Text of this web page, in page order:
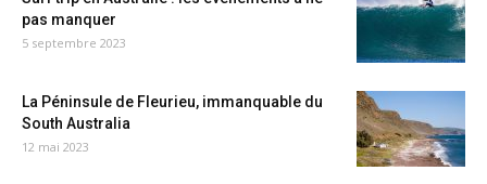
pas manquer
5 septembre 2023
La Péninsule de Fleurieu, immanquable du
South Australia
12 mai 2023